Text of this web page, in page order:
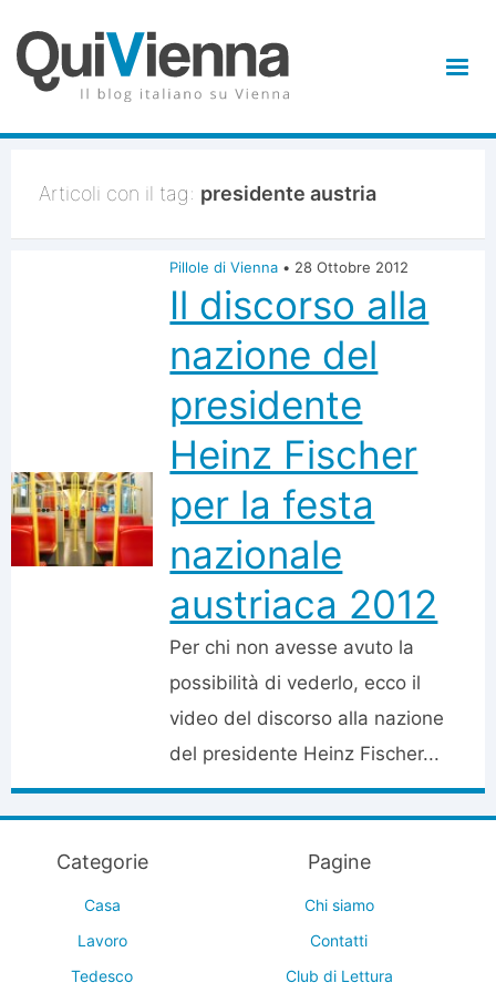
Articoli con il tag: presidente austria
Pillole di Vienna • 28 Ottobre 2012
Il discorso alla
nazione del
presidente
Heinz Fischer
per la festa
nazionale
austriaca 2012
Per chi non avesse avuto la
possibilità di vederlo, ecco il
video del discorso alla nazione
del presidente Heinz Fischer...
Categorie
Casa
Lavoro
Tedesco
Pagine
Chi siamo
Contatti
Club di Lettura